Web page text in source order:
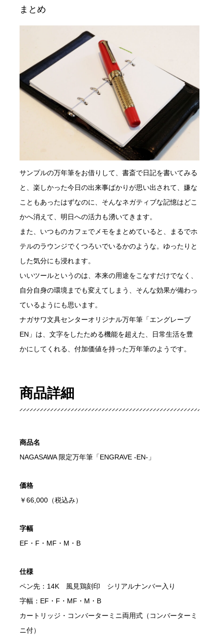
まとめ
サンプルの万年筆をお借りして、書斎で日記を書いてみる
と、楽しかった今日の出来事ばかりが思い出されて、嫌な
こともあったはずなのに、そんなネガティブな記憶はどこ
かへ消えて、明日への活力も湧いてきます。
また、いつものカフェでメモをまとめていると、まるでホ
テルのラウンジでくつろいでいるかのような。ゆったりと
した気分にも浸れます。
いいツールというのは、本来の用途をこなすだけでなく、
自分自身の環境までも変えてしまう、そんな効果が備わっ
ているようにも思います。
ナガサワ文具センターオリジナル万年筆「エングレーブ
EN」は、文字をしたためる機能を超えた、日常生活を豊
かにしてくれる、付加価値を持った万年筆のようです。
商品詳細
商品名
NAGASAWA 限定万年筆「ENGRAVE -EN-」
価格
￥66,000（税込み）
字幅
EF・F・MF・M・B
仕様
ペン先：14K 風見鶏刻印 シリアルナンバー入り
字幅：EF・F・MF・M・B
カートリッジ・コンバーターミニ両用式（コンバーターミ
ニ付）